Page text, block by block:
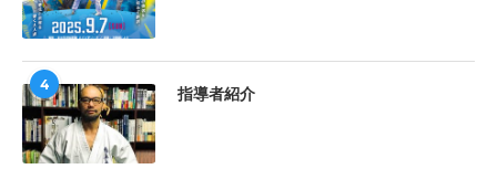
4
指導者紹介